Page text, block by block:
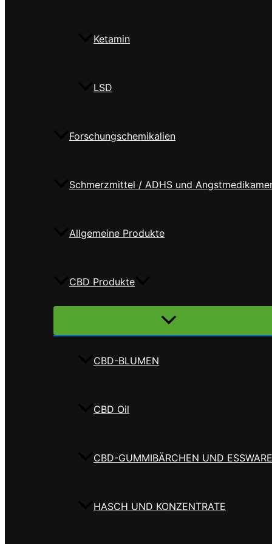
Ketamin
LSD
Forschungschemikalien
Schmerzmittel / ADHS und
Allgemeine Produkte
CBD Produkte
Menü
CBD-BLUMEN
CBD Oil
CBD-GUMMIBÄRCHEN UND
HASCH UND KONZENTRATE